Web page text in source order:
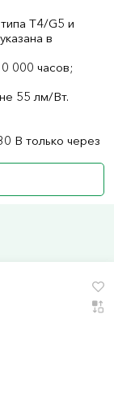
Т4/G5 и
в
000 часов;
55 лм/Вт.
В только через